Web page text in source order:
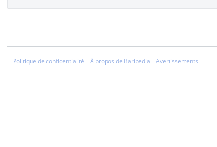
Politique de confidentialité À propos de Baripedia Avertissements